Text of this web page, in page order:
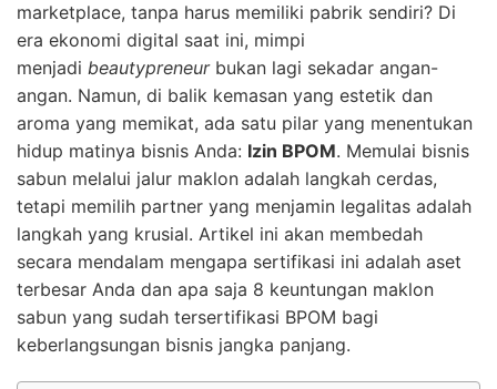
marketplace, tanpa harus memiliki pabrik sendiri? Di
era ekonomi digital saat ini, mimpi
menjadi beautypreneurbukan lagi sekadar angan-
angan. Namun, di balik kemasan yang estetik dan
aroma yang memikat, ada satu pilar yang menentukan
hidup matinya bisnis Anda: Izin BPOM. Memulai bisnis
sabun melalui jalur maklon adalah langkah cerdas,
tetapi memilih partner yang menjamin legalitas adalah
langkah yang krusial. Artikel ini akan membedah
secara mendalam mengapa sertifikasi ini adalah aset
terbesar Anda dan apa saja 8 keuntungan maklon
sabun yang sudah tersertifikasi BPOM bagi
keberlangsungan bisnis jangka panjang.